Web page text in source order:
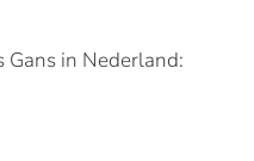
Gans in Nederland: